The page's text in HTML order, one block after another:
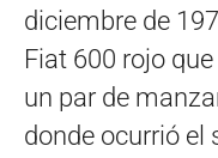
diciembre de
Fiat 600 rojo
un par de
donde ocurrió el